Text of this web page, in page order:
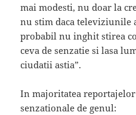
mai modesti, nu doar la
nu stim daca televiziunile
probabil nu inghit stirea
ceva de senzatie si lasa
ciudatii astia”.
In majoritatea reportajelor
senzationale de genul: